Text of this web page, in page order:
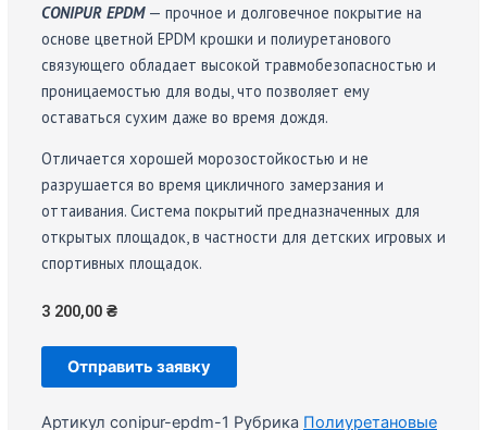
CONIPUR EPDM— прочное и долговечное покрытие на
основе цветной EPDM крошки и полиуретанового
связующего обладает высокой травмобезопасностью и
проницаемостью для воды, что позволяет ему
оставаться сухим даже во время дождя.
Отличается хорошей морозостойкостью и не
разрушается во время цикличного замерзания и
оттаивания. Система покрытий предназначенных для
открытых площадок, в частности для детских игровых и
спортивных площадок.
3 200,00 ₴
Отправить заявку
Артикул conipur-epdm-1 Рубрика Полиуретановые